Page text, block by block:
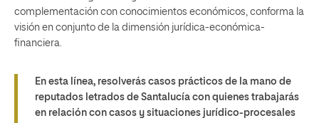
complementación con conocimientos económicos, conforma la
visión en conjunto de la dimensión jurídica-económica-
financiera.
En esta línea, resolverás casos prácticos de la mano de
reputados letrados de Santalucía con quienes trabajarás
en relación con casos y situaciones jurídico-procesales